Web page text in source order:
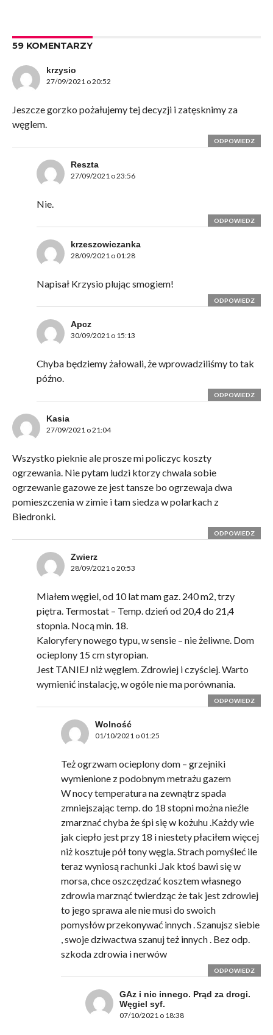
59 KOMENTARZY
krzysio
27/09/2021 o 20:52
Jeszcze gorzko pożałujemy tej decyzji i zatęsknimy za
węglem.
ODPOWIEDZ
Reszta
27/09/2021 o 23:56
Nie.
ODPOWIEDZ
krzeszowiczanka
28/09/2021 o 01:28
Napisał Krzysio plując smogiem!
ODPOWIEDZ
Apcz
30/09/2021 o 15:13
Chyba będziemy żałowali, że wprowadziliśmy to tak
późno.
ODPOWIEDZ
Kasia
27/09/2021 o 21:04
Wszystko pieknie ale prosze mi policzyc koszty
ogrzewania. Nie pytam ludzi ktorzy chwala sobie
ogrzewanie gazowe ze jest tansze bo ogrzewaja dwa
pomieszczenia w zimie i tam siedza w polarkach z
Biedronki.
ODPOWIEDZ
Zwierz
28/09/2021 o 20:53
Miałem węgiel, od 10 lat mam gaz. 240 m2, trzy
piętra. Termostat – Temp. dzień od 20,4 do 21,4
stopnia. Nocą min. 18.
Kaloryfery nowego typu, w sensie – nie żeliwne. Dom
ocieplony 15 cm styropian.
Jest TANIEJ niż węglem. Zdrowiej i czyściej. Warto
wymienić instalację, w ogóle nie ma porównania.
ODPOWIEDZ
Wolność
01/10/2021 o 01:25
Też ogrzwam ocieplony dom – grzejniki
wymienione z podobnym metrażu gazem
W nocy temperatura na zewnątrz spada
zmniejszając temp. do 18 stopni można nieźle
zmarznać chyba że śpi się w kożuhu .Każdy wie
jak ciepło jest przy 18 i niestety płaciłem więcej
niż kosztuje pół tony węgla. Strach pomyśleć ile
teraz wyniosą rachunki .Jak ktoś bawi się w
morsa, chce oszczędzać kosztem własnego
zdrowia marznąć twierdząc że tak jest zdrowiej
to jego sprawa ale nie musi do swoich
pomysłów przekonywać innych . Szanujsz siebie
, swoje dziwactwa szanuj też innych . Bez odp.
szkoda zdrowia i nerwów
ODPOWIEDZ
GAz i nic innego. Prąd za drogi.
Węgiel syf.
07/10/2021 o 18:38